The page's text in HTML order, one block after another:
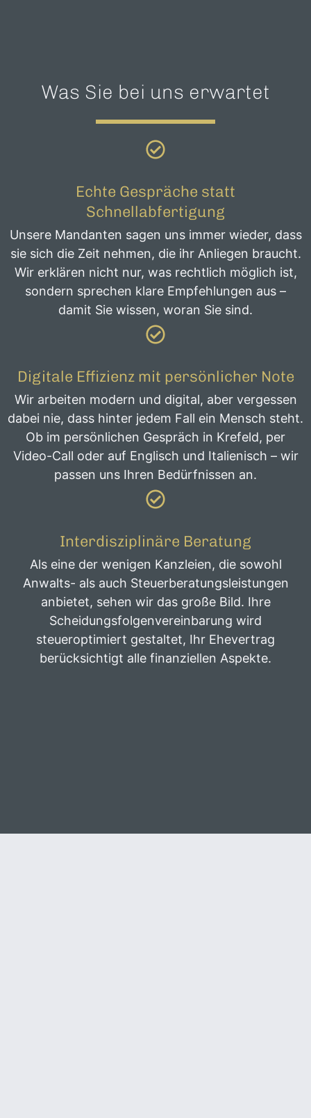
Was Sie bei uns erwartet
Echte Gespräche statt
Schnellabfertigung
Unsere Mandanten sagen uns immer wieder, dass
sie sich die Zeit nehmen, die ihr Anliegen braucht.
Wir erklären nicht nur, was rechtlich möglich ist,
sondern sprechen klare Empfehlungen aus –
damit Sie wissen, woran Sie sind.
Digitale Effizienz mit persönlicher Note
Wir arbeiten modern und digital, aber vergessen
dabei nie, dass hinter jedem Fall ein Mensch steht.
Ob im persönlichen Gespräch in Krefeld, per
Video-Call oder auf Englisch und Italienisch – wir
passen uns Ihren Bedürfnissen an.
Interdisziplinäre Beratung
Als eine der wenigen Kanzleien, die sowohl
Anwalts- als auch Steuerberatungsleistungen
anbietet, sehen wir das große Bild. Ihre
Scheidungsfolgenvereinbarung wird
steueroptimiert gestaltet, Ihr Ehevertrag
berücksichtigt alle finanziellen Aspekte.